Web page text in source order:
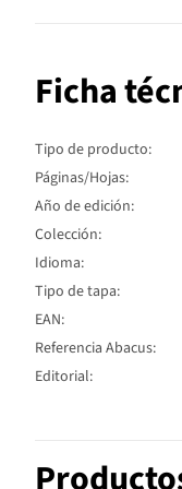
Ficha
Tipo de producto:
Páginas/Hojas:
Año de edición:
Colección:
Idioma:
Tipo de tapa:
EAN:
Referencia Abacus:
Editorial: